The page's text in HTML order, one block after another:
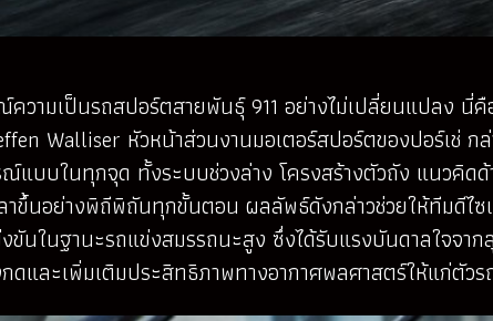
วามเป็นรถสปอร์ตสายพันธุ์ 911 อย่างไม่เปลี่ยนแปลง
Walliser หัวหน้าส่วนงานมอเตอร์สปอร์ตของปอร์เช่ กล่
บบในทุกจุด ทั้งระบบช่วงล่าง โครงสร้างตัวถัง แนวคิด
ขึ้นอย่างพิถีพิถันทุกขั้นตอน ผลลัพธ์ดังกล่าวช่วยให้ทีมดี
นในฐานะรถแข่งสมรรถนะสูง ซึ่งได้รับแรงบันดาลใจจา
และเพิ่มเติมประสิทธิภาพทางอากาศพลศาสตร์ให้แก่ตัวร